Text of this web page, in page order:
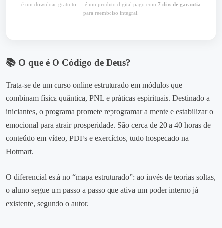
é um download gratuito — é um produto digital pago com 7 dias de garantia
para reembolso integral.
📚 O que é O Código de Deus?
Trata‑se de um curso online estruturado em módulos que
combinam física quântica, PNL e práticas espirituais. Destinado a
iniciantes, o programa promete reprogramar a mente e estabilizar o
emocional para atrair prosperidade. São cerca de 20 a 40 horas de
conteúdo em vídeo, PDFs e exercícios, tudo hospedado na
Hotmart.
O diferencial está no “mapa estruturado”: ao invés de teorias soltas,
o aluno segue um passo a passo que ativa um poder interno já
existente, segundo o autor.